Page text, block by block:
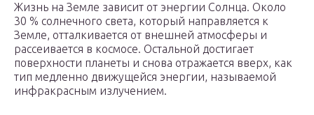
Жизнь на Земле зависит от энергии Солнца. Около
30 % солнечного света, который направляется к
Земле, отталкивается от внешней атмосферы и
рассеивается в космосе. Остальной достигает
поверхности планеты и снова отражается вверх, как
тип медленно движущейся энергии, называемой
инфракрасным излучением.